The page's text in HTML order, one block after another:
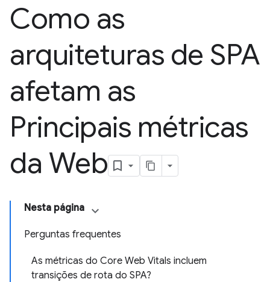
Como as
arquiteturas de SPA
afetam as
Principais métricas
da Web
Nesta página
Perguntas frequentes
As métricas do Core Web Vitals incluem
transições de rota do SPA?